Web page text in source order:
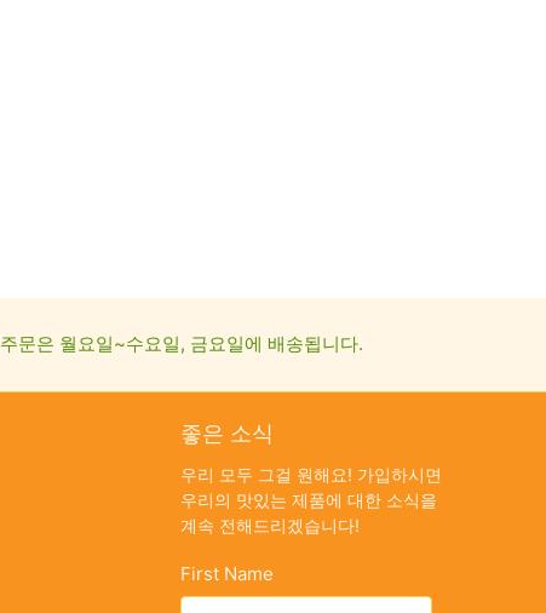
주문은 월요일~수요일, 금요일에 배송됩니다.
좋은 소식
우리 모두 그걸 원해요! 가입하시면
우리의 맛있는 제품에 대한 소식을
계속 전해드리겠습니다!
First Name